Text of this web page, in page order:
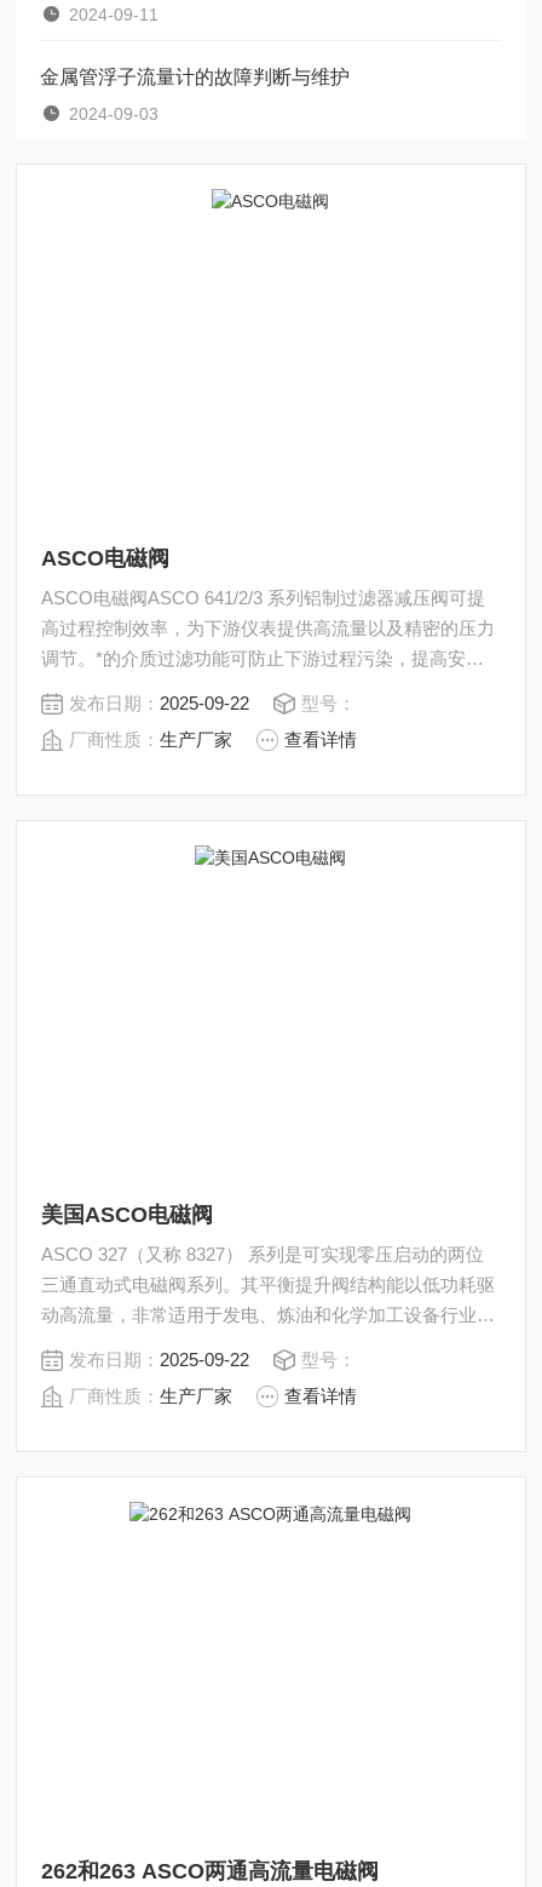
2024-09-11
金属管浮子流量计的故障判断与维护
2024-09-03
ASCO电磁阀
ASCO电磁阀ASCO 641/2/3 系列铝制过滤器减压阀可提
高过程控制效率，为下游仪表提供高流量以及精密的压力
调节。*的介质过滤功能可防止下游过程污染，提高安全
性和可靠性。坚固耐用的铝制结构采用专用涂层，可适用
于严苛环境工况。
发布日期： 2025-09-22
型号：
厂商性质：生产厂家 查看详情
美国ASCO电磁阀
ASCO 327（又称 8327） 系列是可实现零压启动的两位
三通直动式电磁阀系列。其平衡提升阀结构能以低功耗驱
动高流量，非常适用于发电、炼油和化学加工设备行业。
该美国ASCO电磁阀的 PTFE 导向环和石墨填充密封可减
少摩擦，避免黏连，有效延长了使用寿命。该系列两位三
通直动式电磁阀非常适合过程阀门先导应用。
发布日期： 2025-09-22
型号：
厂商性质：生产厂家 查看详情
262和263 ASCO两通高流量电磁阀